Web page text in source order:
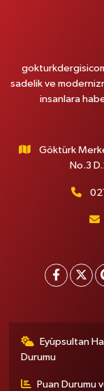
sadelik ve
insanlara
Göktürk
No.3
Eyüpsultan
Durumu
Puan Durumu